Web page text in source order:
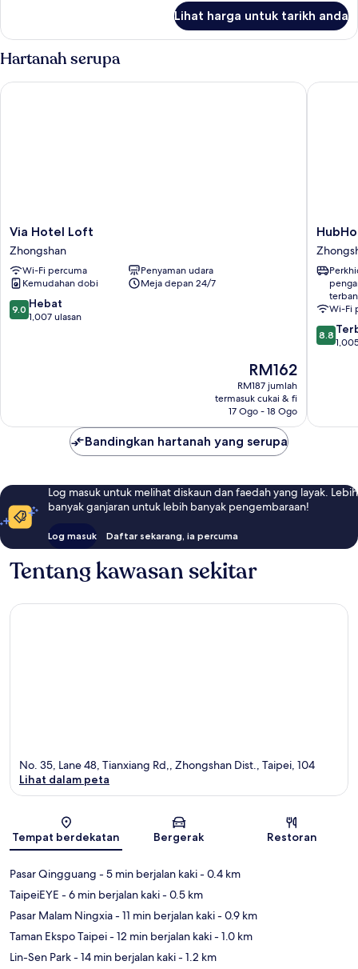
Room
(Bunk
Bed)
Lihat harga untuk tarikh anda
Hartanah serupa
Via
Hotel
Loft
Zhongshan
Via Hotel Loft
Zhongshan
Wi-Fi percuma
Penyaman udara
Kemudahan dobi
Meja depan 24/7
9.0
daripada
9.0 Hebat
1,007 ulasan
Harga
ialah
RM162
RM162
RM187 jumlah
termasuk cukai & fi
17 Ogo - 18 Ogo
Via Hotel Loft
–
Taipei
Airport
Branch
Wi-Fi
8.8
8.8
Bandingkan hartanah yang serupa
Log masuk untuk melihat diskaun dan faedah yang layak. Lebih
banyak ganjaran untuk lebih banyak pengembaraan!
Log masuk Daftar sekarang, ia percuma
Tentang kawasan sekitar
Peta
No. 35, Lane 48, Tianxiang Rd,, Zhongshan Dist., Taipei, 104
Lihat dalam peta
Tempat berdekatan Bergerak Restoran
Pasar Qingguang - 5 min berjalan kaki- 0.4 km
TaipeiEYE - 6 min berjalan kaki- 0.5 km
Pasar Malam Ningxia- 11 min berjalan kaki- 0.9 km
Taman Ekspo Taipei- 12 min berjalan kaki- 1.0 km
Lin-Sen Park- 14 min berjalan kaki- 1.2 km